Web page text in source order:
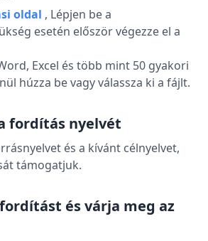
oldal , Lépjen be a
esetén először végezze el a
Excel és több mint 50 gyakori
húzza be vagy válassza ki a fájlt.
fordítás nyelvét
és a kívánt célnyelvet,
támogatjuk.
és várja meg az